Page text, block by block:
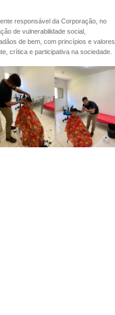
responsável da Corporação, no
de vulnerabilidade social,
de bem, com princípios e valores
crítica e participativa na sociedade.